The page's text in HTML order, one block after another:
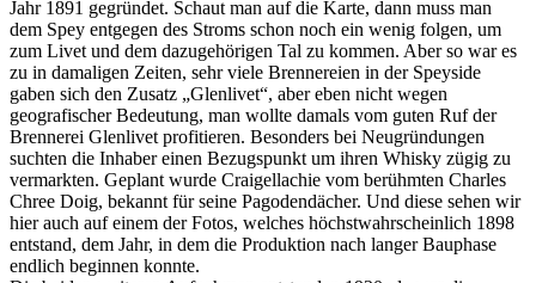
Jahr 1891 gegründet. Schaut man auf die Karte, dann muss man
dem Spey entgegen des Stroms schon noch ein wenig folgen, um
zum Livet und dem dazugehörigen Tal zu kommen. Aber so war es
zu in damaligen Zeiten, sehr viele Brennereien in der Speyside
gaben sich den Zusatz „Glenlivet“, aber eben nicht wegen
geografischer Bedeutung, man wollte damals vom guten Ruf der
Brennerei Glenlivet profitieren. Besonders bei Neugründungen
suchten die Inhaber einen Bezugspunkt um ihren Whisky zügig zu
vermarkten. Geplant wurde Craigellachie vom berühmten Charles
Chree Doig, bekannt für seine Pagodendächer. Und diese sehen wir
hier auch auf einem der Fotos, welches höchstwahrscheinlich 1898
entstand, dem Jahr, in dem die Produktion nach langer Bauphase
endlich beginnen konnte.